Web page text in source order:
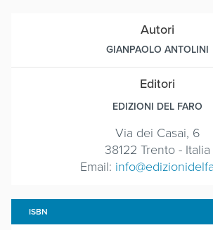
Autori
GIANPAOLO ANTOLINI
Editori
EDIZIONI DEL FARO
Via dei Casai, 6
38122 Trento - Italia
Email:
ISBN